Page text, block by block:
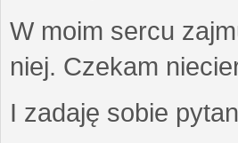
W moim sercu
niej. Czekam
I zadaję sobie